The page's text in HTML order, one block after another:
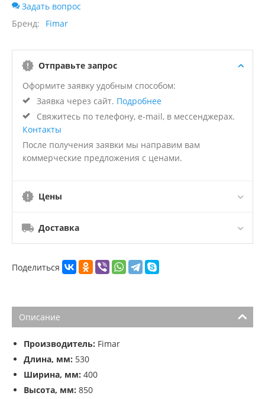
Задать вопрос
Бренд
Fimar
Отправьте запрос
Оформите заявку удобным способом:
Заявка через сайт. Подробнее
Свяжитесь по телефону, e-mail, в мессенджерах.
Контакты
После получения заявки мы направим вам
коммерческие предложения с ценами.
Цены
Доставка
Поделиться
Описание
Производитель: Fimar
Длина, мм: 530
Ширина, мм: 400
Высота, мм: 850